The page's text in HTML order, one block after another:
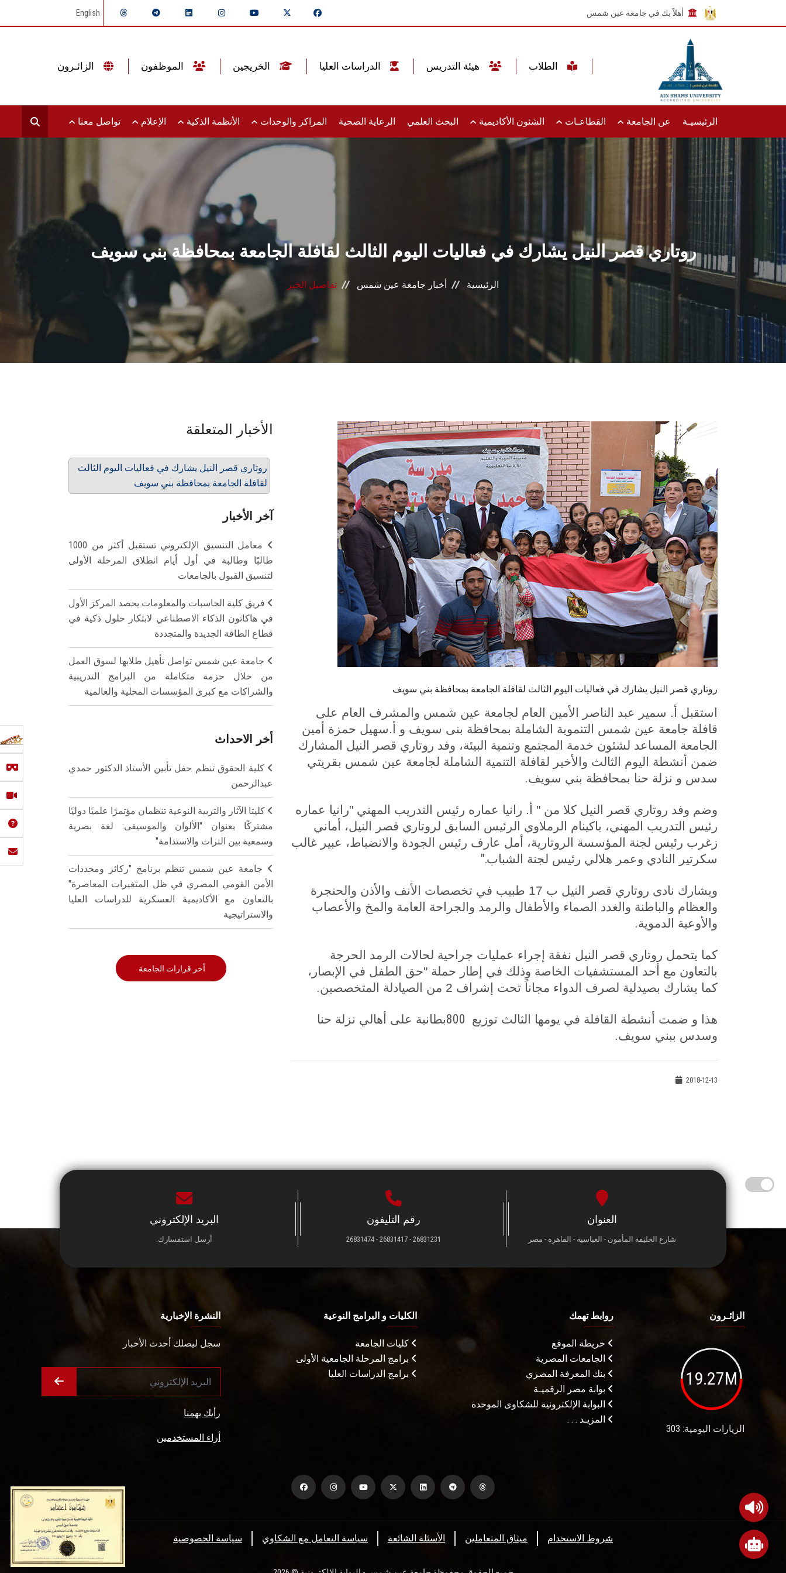
أهلاً بك في جامعة عين شمس English
الرئيسيـة عن الجامعة القطاعـات الشئون الأكاديمية البحث العلمي الرعاية الصحية المراكز والوحدات الأنظمة الذكية الإعلام تواصل معنا
روتاري قصر النيل يشارك في فعاليات اليوم الثالث لقافلة الجامعة بمحافظة بني سويف
الرئيسية أخبار جامعة عين شمس تفاصيل الخبر
روتاري قصر النيل يشارك في فعاليات اليوم الثالث لقافلة الجامعة بمحافظة بني سويف
استقبل أ. سمير عبد الناصر الأمين العام لجامعة عين شمس والمشرف العام على
قافلة جامعة عين شمس التنموية الشاملة بمحافظة بنى سويف و أ.سهيل حمزة أمين
الجامعة المساعد لشئون خدمة المجتمع وتنمية البيئة، وفد روتاري قصر النيل المشارك
ضمن أنشطة اليوم الثالث والأخير لقافلة التنمية الشاملة لجامعة عين شمس بقريتي
سدس و نزلة حنا بمحافظة بني سويف.
وضم وفد روتاري قصر النيل كلا من " أ. رانيا عماره رئيس التدريب المهني "رانيا عماره
رئيس التدريب المهني، باكينام الرملاوي الرئيس السابق لروتاري قصر النيل، أماني
زغرب رئيس لجنة المؤسسة الروتارية، أمل عارف رئيس الجودة والانضباط، عبير غالب
سكرتير النادي وعمر هلالي رئيس لجنة الشباب".
ويشارك نادى روتاري قصر النيل ب 17 طبيب في تخصصات الأنف والأذن والحنجرة
والعظام والباطنة والغدد الصماء والأطفال والرمد والجراحة العامة والمخ والأعصاب
والأوعية الدموية.
كما يتحمل روتاري قصر النيل نفقة إجراء عمليات جراحية لحالات الرمد الحرجة
بالتعاون مع أحد المستشفيات الخاصة وذلك في إطار حملة "حق الطفل في الإبصار،
كما يشارك بصيدلية لصرف الدواء مجاناً تحت إشراف 2 من الصيادلة المتخصصين
.
هذا و ضمت أنشطة القافلة في يومها الثالث توزيع 800بطانية على أهالي نزلة حنا
وسدس ببني سويف.
2018-12-13
الأخبار المتعلقة
روتاري قصر النيل يشارك في فعاليات اليوم الثالث
لقافلة الجامعة بمحافظة بني سويف
آخر الأخبار
معامل التنسيق الإلكتروني تستقبل أكثر من 1000
طالبًا وطالبة في أول أيام انطلاق المرحلة الأولى
لتنسيق القبول بالجامعات
فريق كلية الحاسبات والمعلومات يحصد المركز الأول
في هاكاثون الذكاء الاصطناعي لابتكار حلول ذكية في
قطاع الطاقة الجديدة والمتجددة
جامعة عين شمس تواصل تأهيل طلابها لسوق العمل
من خلال حزمة متكاملة من البرامج التدريبية
والشراكات مع كبرى المؤسسات المحلية والعالمية
أخر الاحداث
كلية الحقوق تنظم حفل تأبين الأستاذ الدكتور حمدي
عبدالرحمن
كليتا الآثار والتربية النوعية تنظمان مؤتمرًا علميًا دوليًا
مشتركًا بعنوان "الألوان والموسيقى: لغة بصرية
وسمعية بين التراث والاستدامة"
جامعة عين شمس تنظم برنامج "ركائز ومحددات
الأمن القومي المصري في ظل المتغيرات المعاصرة"
بالتعاون مع الأكاديمية العسكرية للدراسات العليا
والاستراتيجية
أخر قرارات الجامعة
العنوان
شارع الخليفة المأمون - العباسية - القاهرة - مصر
رقم التليفون
26831231 - 26831417 - 26831474
البريد الإلكتروني
أرسل استفسارك.
الزائـرون
19.27M
الزيارات اليومية: 303
روابط تهمك
خريطة الموقع
الجامعات المصرية
بنك المعرفة المصري
بوابة مصر الرقميـة
البوابة الإلكترونية للشكاوى الموحدة
المزيـد . . .
الكليات و البرامج النوعية
كليات الجامعة
برامج المرحلة الجامعية الأولى
برامج الدراسات العليا
النشرة الإخبارية
سجل ليصلك أحدث الأخبار
رأيك يهمنا
أراء المستخدمين
سياسة الخصوصية سياسة التعامل مع الشكاوي الأسئلة الشائعة ميثاق المتعاملين شروط الاستخدام